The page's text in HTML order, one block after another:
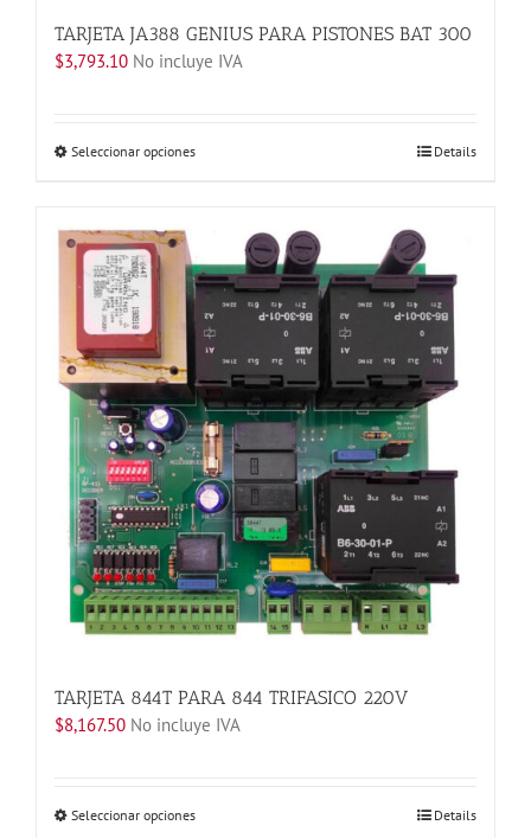
TARJETA JA388 GENIUS PARA PISTONES BAT 300
$3,793.10 No incluye IVA
Seleccionar opcionesEste
múltiples
variantes.
Las
opciones
se
pueden
elegir
en
la
página
de
producto
Details
TARJETA 844T PARA 844 TRIFASICO 220V
$8,167.50 No incluye IVA
Seleccionar opcionesEste
Details